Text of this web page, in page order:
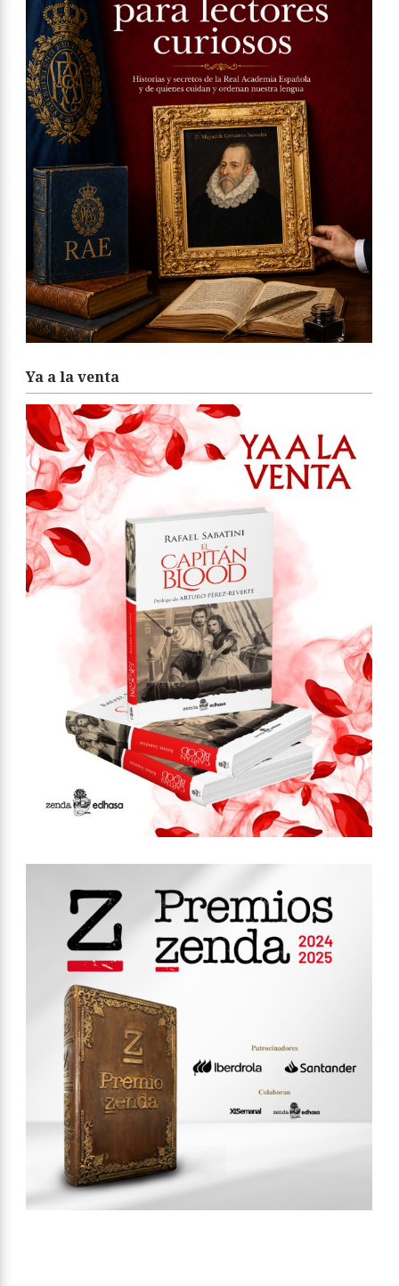
Ya a la venta